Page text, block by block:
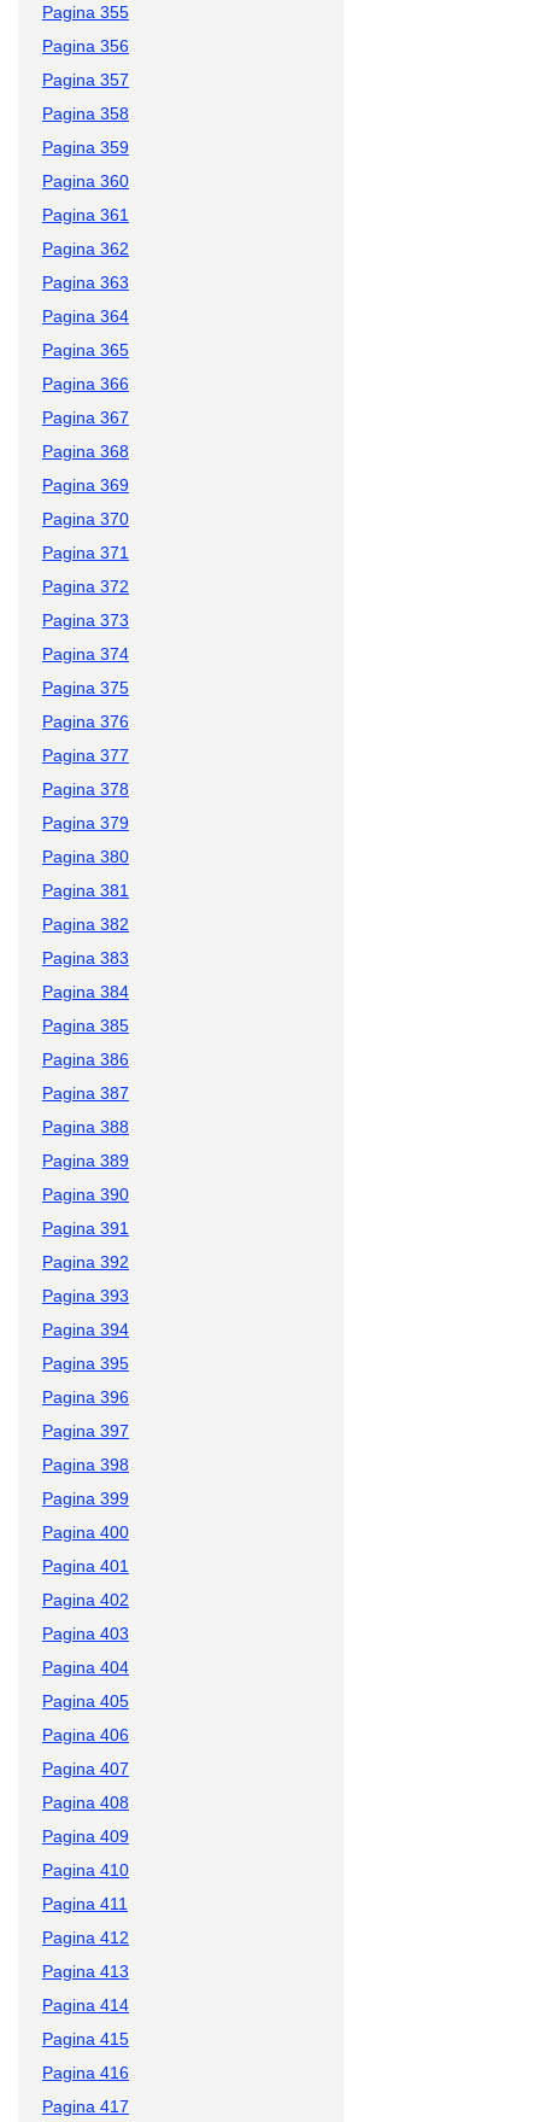
Pagina 355
Pagina 356
Pagina 357
Pagina 358
Pagina 359
Pagina 360
Pagina 361
Pagina 362
Pagina 363
Pagina 364
Pagina 365
Pagina 366
Pagina 367
Pagina 368
Pagina 369
Pagina 370
Pagina 371
Pagina 372
Pagina 373
Pagina 374
Pagina 375
Pagina 376
Pagina 377
Pagina 378
Pagina 379
Pagina 380
Pagina 381
Pagina 382
Pagina 383
Pagina 384
Pagina 385
Pagina 386
Pagina 387
Pagina 388
Pagina 389
Pagina 390
Pagina 391
Pagina 392
Pagina 393
Pagina 394
Pagina 395
Pagina 396
Pagina 397
Pagina 398
Pagina 399
Pagina 400
Pagina 401
Pagina 402
Pagina 403
Pagina 404
Pagina 405
Pagina 406
Pagina 407
Pagina 408
Pagina 409
Pagina 410
Pagina 411
Pagina 412
Pagina 413
Pagina 414
Pagina 415
Pagina 416
Pagina 417